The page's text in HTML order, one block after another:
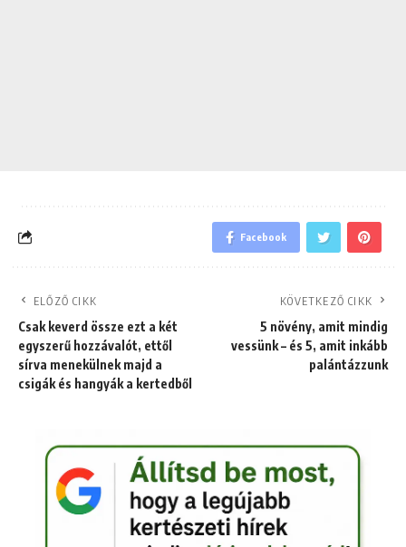
Facebook
ELŐZŐ CIKK
Csak keverd össze ezt a két
egyszerű hozzávalót, ettől
sírva menekülnek majd a
csigák és hangyák a kertedből
KÖVETKEZŐ CIKK
5 növény, amit mindig
vessünk – és 5, amit inkább
palántázzunk